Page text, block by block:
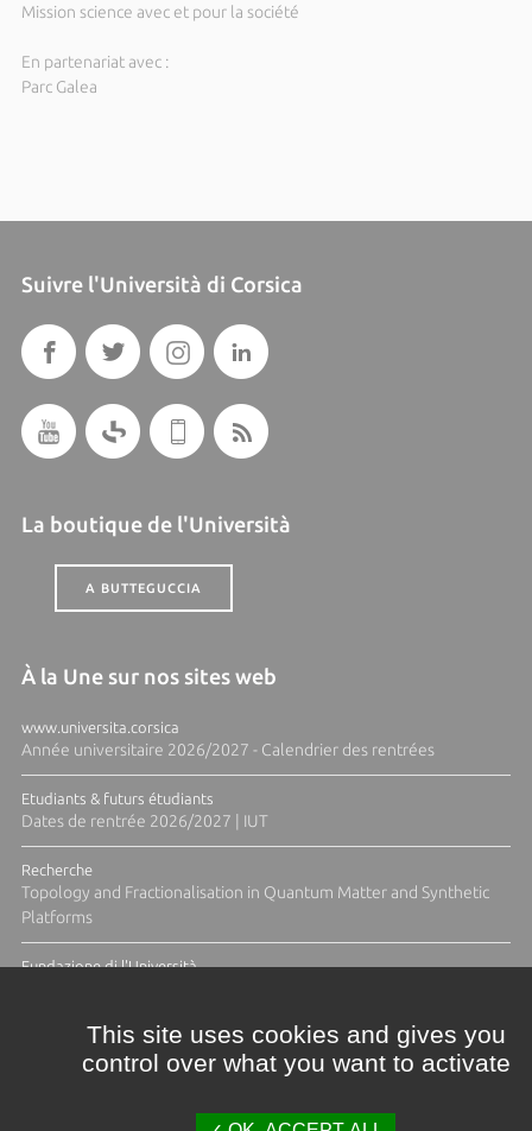
Mission science avec et pour la société
En partenariat avec :
Parc Galea
Suivre l'Università di Corsica
La boutique de l'Università
A BUTTEGUCCIA
À la Une sur nos sites web
www.universita.corsica
Année universitaire 2026/2027 - Calendrier des rentrées
Etudiants & futurs étudiants
Dates de rentrée 2026/2027 | IUT
Recherche
Topology and Fractionalisation in Quantum Matter and Synthetic
Platforms
Fundazione di l'Università
This site uses cookies and gives you
control over what you want to activate